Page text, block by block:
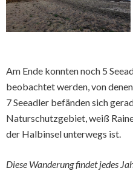
Am Ende konnten noch 5
beobachtet werden, von
7 Seeadler befänden sich
Naturschutzgebiet, weiß
der Halbinsel unterwegs ist.
Diese Wanderung findet jedes